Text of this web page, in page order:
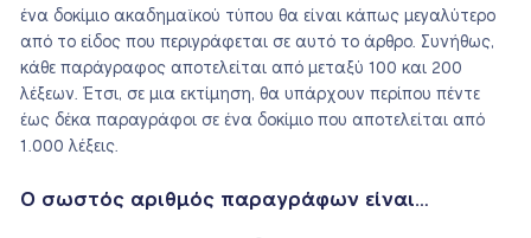
ένα δοκίμιο ακαδημαϊκού τύπου θα είναι κάπως μεγαλύτερο
από το είδος που περιγράφεται σε αυτό το άρθρο. Συνήθως,
κάθε παράγραφος αποτελείται από μεταξύ 100 και 200
λέξεων. Έτσι, σε μια εκτίμηση, θα υπάρχουν περίπου πέντε
έως δέκα παραγράφοι σε ένα δοκίμιο που αποτελείται από
1.000 λέξεις.
Ο σωστός αριθμός παραγράφων είναι…